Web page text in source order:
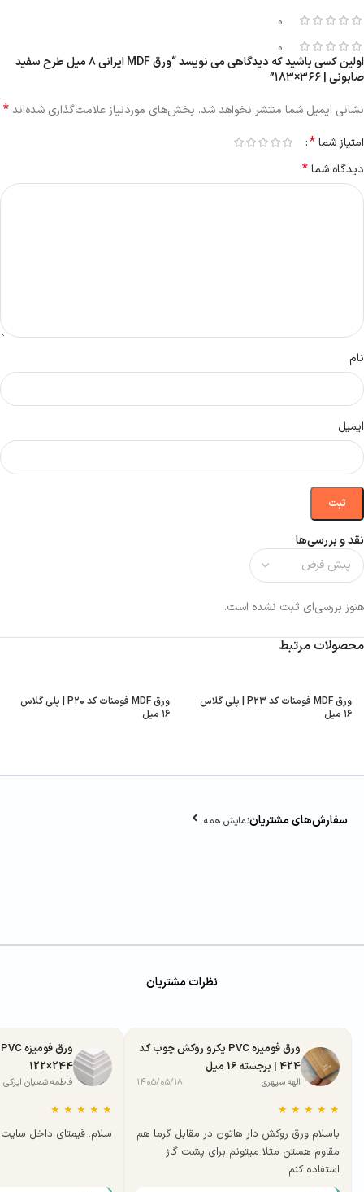
0
0
نقد و بررسی‌ها
هنوز بررسی‌ای ثبت نشده است.
اولین کسی باشید که دیدگاهی می نویسد “ورق MDF ایرانی ۸ میل طرح سفید
صابونی | ۳۶۶×۱۸۳”
نشانی ایمیل شما منتشر نخواهد شد. بخش‌های موردنیاز علامت‌گذاری شده‌اند*
امتیاز شما*
دیدگاه شما*
نام
ایمیل
محصولات مرتبط
ورق MDF فومنات کد P۲۳ | پلی گلاس
۱۶ میل
ورق MDF فومنات کد P۲۰ | پلی گلاس
۱۶ میل
سفارش‌های مشتریاننمایش همه
نظرات مشتریان
ورق فومیزه PVC یکرو روکش چوب کد
424 | برجسته 16 میل
الهه سپهری ۱۴۰۵/۰۵/۱۸
★
★
★
★
★
باسلام ورق روکش دار هاتون در مقابل گرما هم
مقاوم هستن مثلا میتونم برای پشت گاز
استفاده کنم
244×122
فاطمه شعبان ایزکی
★
★
★
★
★
سلام. قیمتای داخل سایت